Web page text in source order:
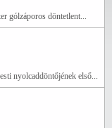
gólzáporos döntetlent...
nyolcaddöntőjének első...